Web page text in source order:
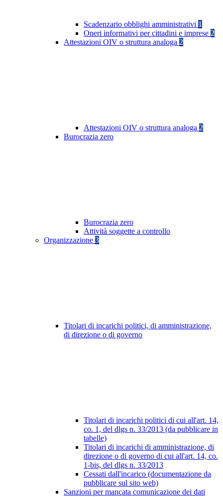
Scadenzario obblighi amministrativi 1
Oneri informativi per cittadini e imprese 2
Attestazioni OIV o struttura analoga 2
Attestazioni OIV o struttura analoga 2
Burocrazia zero
Burocrazia zero
Attività soggette a controllo
Organizzazione 3
Titolari di incarichi politici, di amministrazione,
di direzione o di governo
Titolari di incarichi politici di cui all'art. 14,
co. 1, del dlgs n. 33/2013 (da pubblicare in
tabelle)
Titolari di incarichi di amministrazione, di
direzione o di governo di cui all'art. 14, co.
1-bis, del dlgs n. 33/2013
Cessati dall'incarico (documentazione da
pubblicare sul sito web)
Sanzioni per mancata comunicazione dei dati